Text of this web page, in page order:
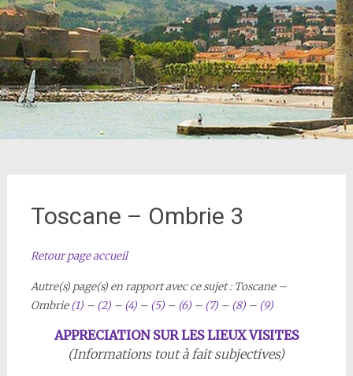
Toscane – Ombrie 3
Retour page accueil
Autre(s) page(s) en rapport avec ce sujet : Toscane –
Ombrie(1)– (2)– (4)– (5)– (6)– (7)– (8)– (9)
APPRECIATION SUR LES LIEUX VISITES
(Informations tout à fait subjectives)